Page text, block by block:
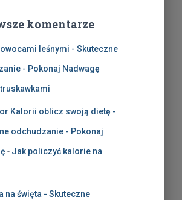
komentarze
leśnymi - Skuteczne
- Pokonaj Nadwagę -
Kalorii oblicz swoją dietę -
odchudzanie - Pokonaj
- Jak policzyć kalorie na
na święta - Skuteczne